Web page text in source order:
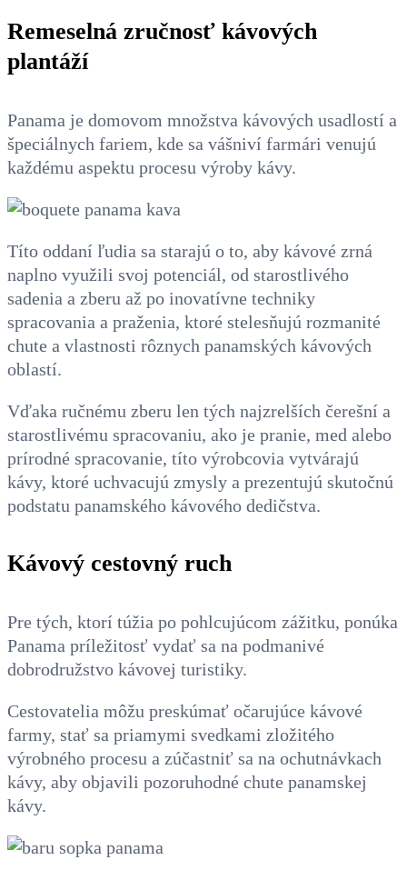
Remeselná zručnosť kávových
plantáží
Panama je domovom množstva kávových usadlostí a
špeciálnych fariem, kde sa vášniví farmári venujú
každému aspektu procesu výroby kávy.
Títo oddaní ľudia sa starajú o to, aby kávové zrná
naplno využili svoj potenciál, od starostlivého
sadenia a zberu až po inovatívne techniky
spracovania a praženia, ktoré stelesňujú rozmanité
chute a vlastnosti rôznych panamských kávových
oblastí.
Vďaka ručnému zberu len tých najzrelších čerešní a
starostlivému spracovaniu, ako je pranie, med alebo
prírodné spracovanie, títo výrobcovia vytvárajú
kávy, ktoré uchvacujú zmysly a prezentujú skutočnú
podstatu panamského kávového dedičstva.
Kávový cestovný ruch
Pre tých, ktorí túžia po pohlcujúcom zážitku, ponúka
Panama príležitosť vydať sa na podmanivé
dobrodružstvo kávovej turistiky.
Cestovatelia môžu preskúmať očarujúce kávové
farmy, stať sa priamymi svedkami zložitého
výrobného procesu a zúčastniť sa na ochutnávkach
kávy, aby objavili pozoruhodné chute panamskej
kávy.